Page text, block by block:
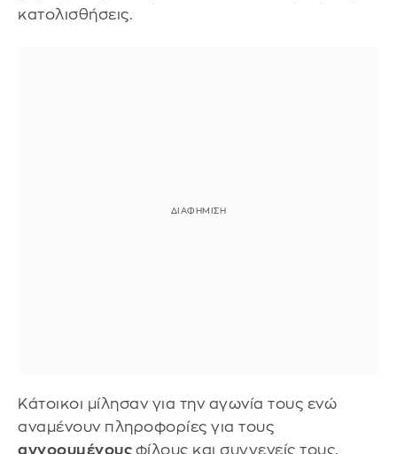
κατολισθήσεις.
Κάτοικοι μίλησαν για την αγωνία τους ενώ
αναμένουν πληροφορίες για τους
αγνοουμένους φίλους και συγγενείς τους.